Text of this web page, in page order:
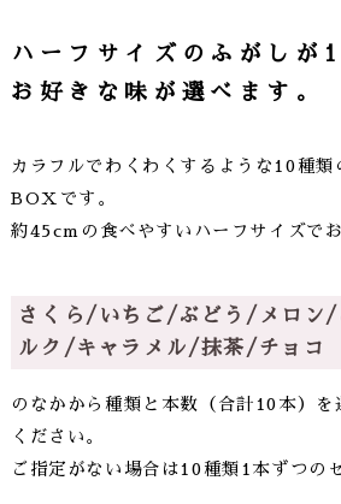
ハーフサイズのふがしが
お好きな味が選べます。
カラフルでわくわくするような10種類
BOXです。
約45cmの食べやすいハーフサイズで
さくら/いちご/ぶどう/メロン
ルク/キャラメル/抹茶/チョコ
のなかから種類と本数（合計10本）を
ください。
ご指定がない場合は10種類1本ずつの